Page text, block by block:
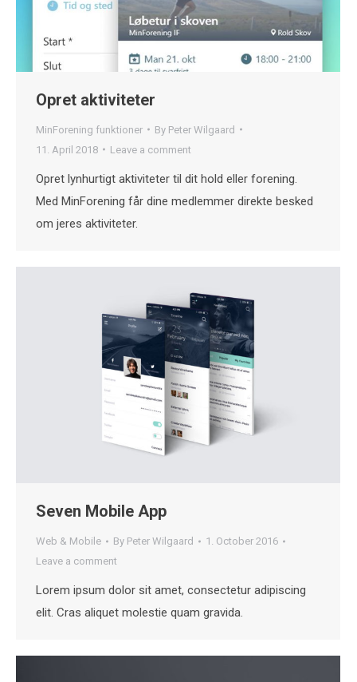
Opret aktiviteter
MinForening funktioner By Peter Wilgaard
11. April 2018
Leave a comment
Opret lynhurtigt aktiviteter til dit hold eller forening.
Med MinForening får dine medlemmer direkte besked
om jeres aktiviteter.
Seven Mobile App
Web & Mobile By Peter Wilgaard
1. October 2016
Leave a comment
Lorem ipsum dolor sit amet, consectetur adipiscing
elit. Cras aliquet molestie quam gravida.